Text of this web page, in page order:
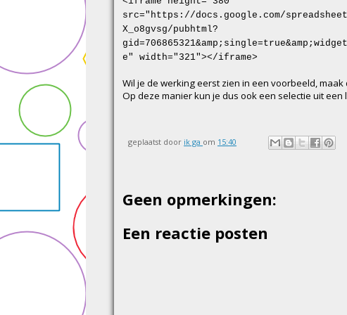
src="https://docs.google.com/
X_o8gvsg/pubhtml?
e" width="321"></iframe>
Wil je de werking eerst zien in een voorbeeld, maak
Op deze manier kun je dus ook een selectie uit
geplaatst door ik ga om 15:40
Geen opmerkingen:
Een reactie posten